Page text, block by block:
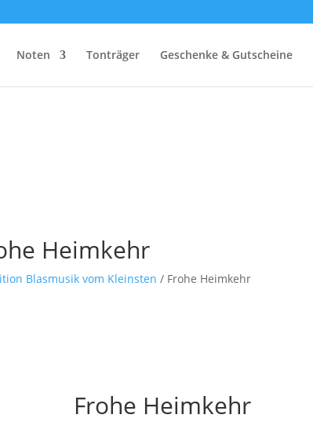
Noten Tonträger Geschenke & Gutscheine
Heimkehr
Blasmusik vom Kleinsten / Frohe Heimkehr
Frohe Heimkehr